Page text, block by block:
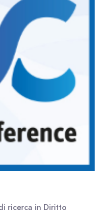
ricerca in Diritto